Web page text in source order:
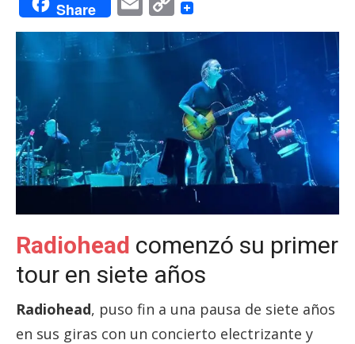
Share
Link
Radiohead comenzó su primer
tour en siete años
Radiohead, puso fin a una pausa de siete años
en sus giras con un concierto electrizante y